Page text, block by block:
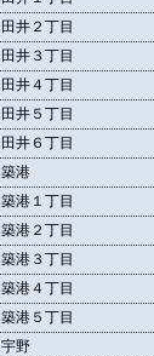
田井２丁目
田井３丁目
田井４丁目
田井５丁目
田井６丁目
築港
築港１丁目
築港２丁目
築港３丁目
築港４丁目
築港５丁目
宇野